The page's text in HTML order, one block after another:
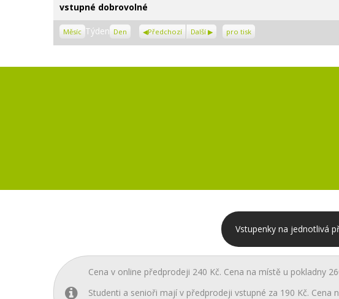
ateliér
Paměti
národa
VČ
vstupné dobrovolné
Měsíc Týden Den Předchozí Další Zobrazení
pro tisk
Vstupenky na jednotlivá
Cena v online předprodeji 240 Kč. Cena na místě u pokladny
Studenti a senioři mají v předprodeji vstupné za 190 Kč.